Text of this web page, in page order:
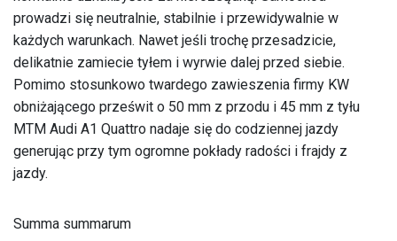
prowadzi się neutralnie, stabilnie i przewidywalnie w
każdych warunkach. Nawet jeśli trochę przesadzicie,
delikatnie zamiecie tyłem i wyrwie dalej przed siebie.
Pomimo stosunkowo twardego zawieszenia firmy KW
obniżającego prześwit o 50 mm z przodu i 45 mm z tyłu
MTM Audi A1 Quattro nadaje się do codziennej jazdy
generując przy tym ogromne pokłady radości i frajdy z
jazdy.
Summa summarum